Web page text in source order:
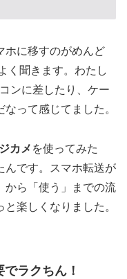
ホに移すのがめんど
く聞きます。わたし
ンに差したり、ケー
って感じてました。
カメ を使ってみた
んです。スマホ転送が
から「使う」までの流
楽しくなりました。
ラクちん！